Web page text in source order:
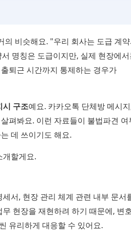
의 비슷해요. "우리 회사는 도급 계
명칭은 도급이지만, 실제 현장에서
퇴근 시간까지 통제하는 경우가
시 구조예요. 카카오톡 단체방 메시
펴봐요. 이런 자료들이 불법파견 여
데 쓰이기도 해요.
개할게요.
서, 현장 관리 체계 관련 내부 문서
현장을 재현하려 하기 때문에, 변
유리하게 대응할 수 있어요.